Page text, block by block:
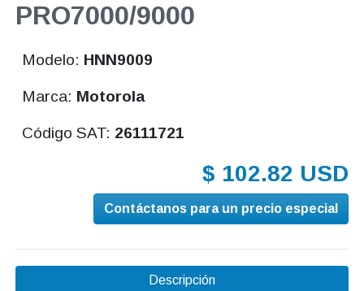
PRO7000/9000
Modelo: HNN9009
Marca: Motorola
Código SAT: 26111721
$ 102.82 USD
Contáctanos para un precio especial
Descripción